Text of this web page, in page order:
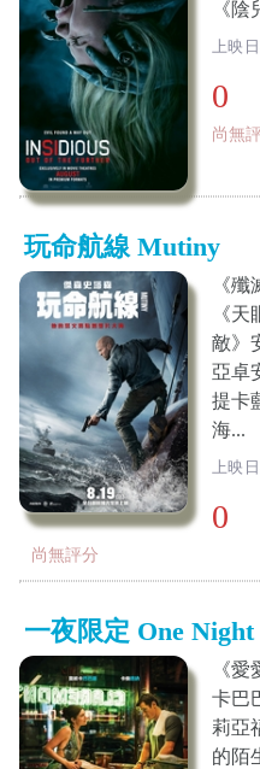
《
上映
0
尚無
玩命航線 Mutiny
《
《
敵》
亞卓
提卡
海...
上映
0
尚無評分
一夜限定 One
《
卡巴
莉亞
的陌